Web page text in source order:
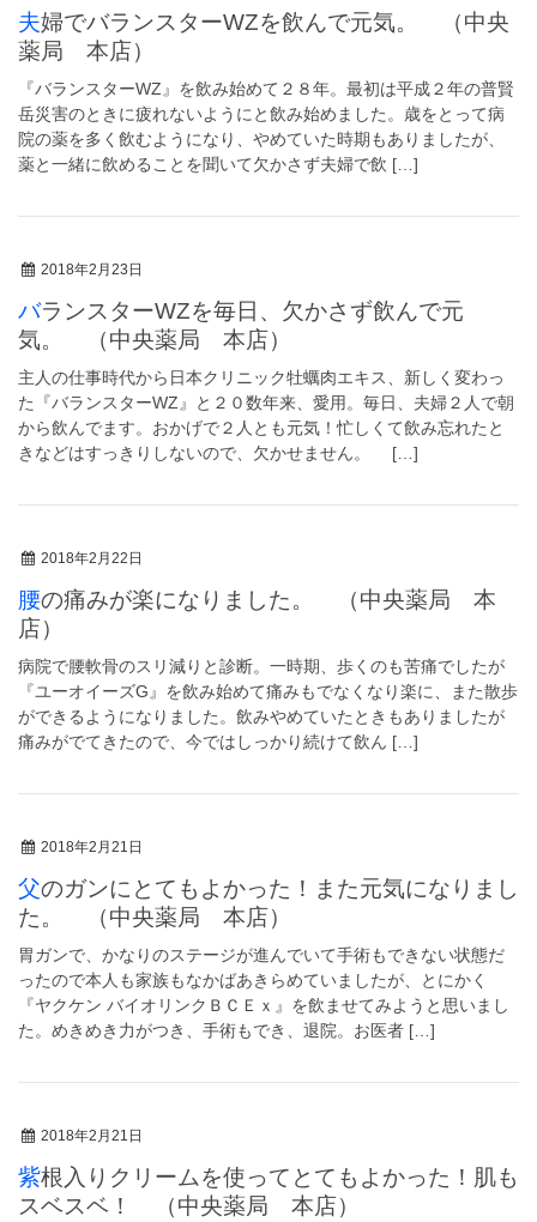
夫婦でバランスターWZを飲んで元気。 （中央
薬局 本店）
『バランスターWZ』を飲み始めて２８年。最初は平成２年の普賢
岳災害のときに疲れないようにと飲み始めました。歳をとって病
院の薬を多く飲むようになり、やめていた時期もありましたが、
薬と一緒に飲めることを聞いて欠かさず夫婦で飲 […]
2018年2月23日
バランスターWZを毎日、欠かさず飲んで元
気。 （中央薬局 本店）
主人の仕事時代から日本クリニック牡蠣肉エキス、新しく変わっ
た『バランスターWZ』と２０数年来、愛用。毎日、夫婦２人で朝
から飲んでます。おかげで２人とも元気！忙しくて飲み忘れたと
きなどはすっきりしないので、欠かせません。 […]
2018年2月22日
腰の痛みが楽になりました。 （中央薬局 本
店）
病院で腰軟骨のスリ減りと診断。一時期、歩くのも苦痛でしたが
『ユーオイーズG』を飲み始めて痛みもでなくなり楽に、また散歩
ができるようになりました。飲みやめていたときもありましたが
痛みがでてきたので、今ではしっかり続けて飲ん […]
2018年2月21日
父のガンにとてもよかった！また元気になりまし
た。 （中央薬局 本店）
胃ガンで、かなりのステージが進んでいて手術もできない状態だ
ったので本人も家族もなかばあきらめていましたが、とにかく
『ヤクケン バイオリンクＢＣＥｘ』を飲ませてみようと思いまし
た。めきめき力がつき、手術もでき、退院。お医者 […]
2018年2月21日
紫根入りクリームを使ってとてもよかった！肌も
スベスベ！ （中央薬局 本店）